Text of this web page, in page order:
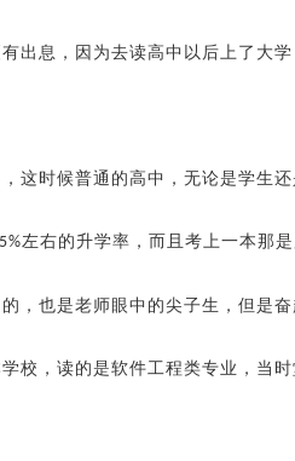
出息，因为去读高中以后上了大
这时候普通的高中，无论是学生
5%左右的升学率，而且考上一本那
，也是老师眼中的尖子生，但是
校，读的是软件工程类专业，当